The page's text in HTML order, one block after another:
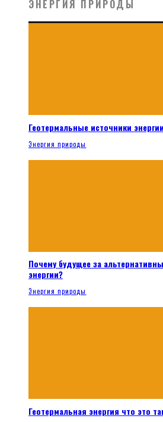
ЭНЕРГИЯ ПРИРОДЫ
Геотермальные источники энергии
Энергия природы
Почему будущее за
энергии?
Энергия природы
Геотермальная энергия что это